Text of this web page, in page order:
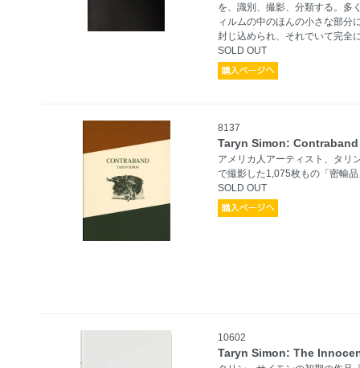
を、識別、撮影、分類する。多
ィルムの中のほんの小さな部分
封じ込められ、それでいて完全
SOLD OUT
8137
Taryn Simon: Contraband
アメリカ人アーティスト、タリ
で撮影した1,075枚もの「密輸
SOLD OUT
10602
Taryn Simon: The